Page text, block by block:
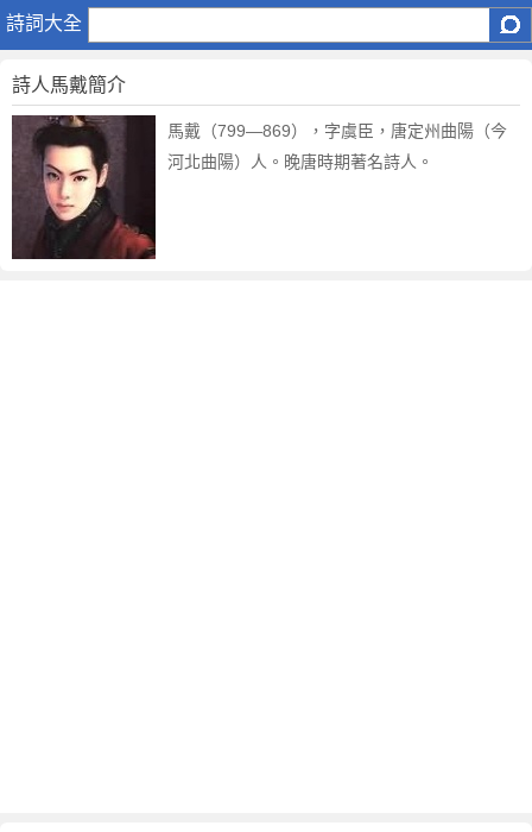
詩詞大全
馬
詩人馬戴簡介
馬戴（799—869），字虞臣，唐定州曲陽（今
河北曲陽）人。晚唐時期著名詩人。